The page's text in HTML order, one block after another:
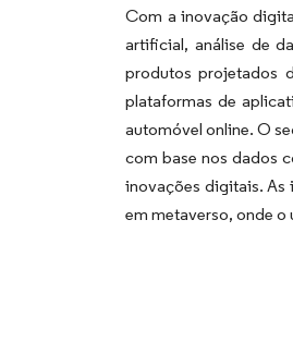
Com a inovação
artificial, análise de
produtos projetados
plataformas de
automóvel online. O
com base nos dados
inovações digitais. As
em metaverso, onde o